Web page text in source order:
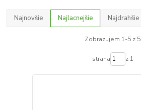
Najnovšie Najlacnejšie Najdrahšie
Zobrazujem 1-5 z 5
strana z 1